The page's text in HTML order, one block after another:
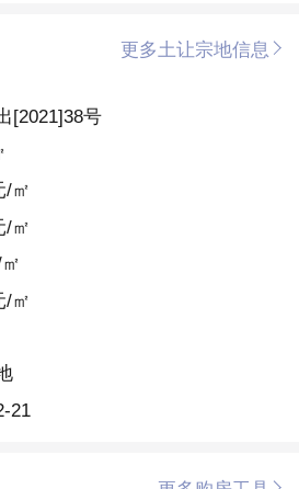
更多土让宗地信息
[2021]38号
/㎡
/㎡
/㎡
21